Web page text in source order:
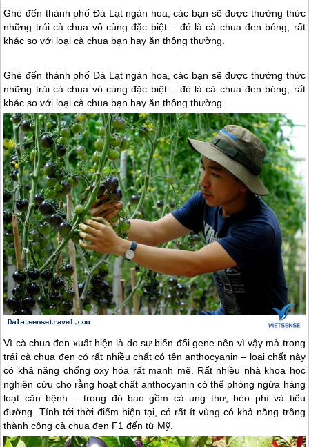
Ghé đến thành phố Đà Lạt ngàn hoa, các bạn sẽ được thưởng thức
những trái cà chua vô cùng đặc biệt – đó là cà chua đen bóng, rất
khác so với loại cà chua bạn hay ăn thông thường.
Ghé đến thành phố Đà Lạtngàn hoa, các bạn sẽ được thưởng thức
những trái cà chua vô cùng đặc biệt – đó là cà chua đen bóng, rất
khác so với loại cà chua bạn hay ăn thông thường.
Vì cà chua đen xuất hiện là do sự biến đổi gene nên vì vậy mà trong
trái cà chua đen có rất nhiều chất có tên anthocyanin – loại chất này
có khả năng chống oxy hóa rất mạnh mẽ. Rất nhiều nhà khoa học
nghiên cứu cho rằng hoạt chất anthocyanin có thể phòng ngừa hàng
loạt căn bệnh – trong đó bao gồm cả ung thư, béo phì và tiểu
đường. Tính tới thời điểm hiện tại, có rất ít vùng có khả năng trồng
thành công cà chua đen F1 đến từ Mỹ.